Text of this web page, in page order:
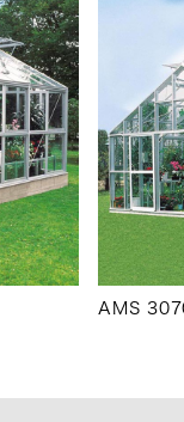
AMS